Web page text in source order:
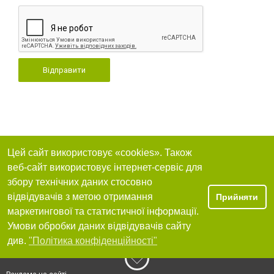
Відправити
Цей сайт використовує «cookies». Також
веб-сайт використовує інтернет-сервіс для
збору технічних даних стосовно
відвідувачів з метою отримання
маркетингової та статистичної інформації.
Умови обробки даних відвідувачів сайту
див. "Політика конфіденційності"
Прийняти